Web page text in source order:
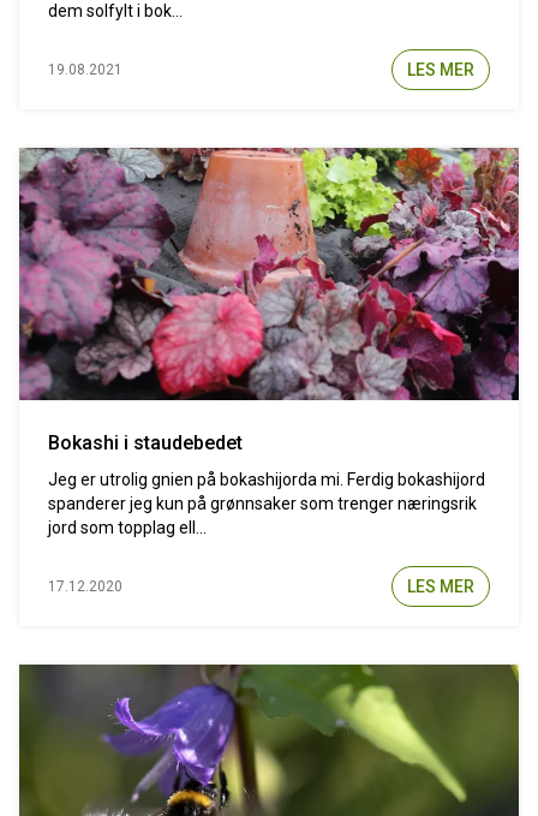
dem solfylt i bok...
19.08.2021 LES MER
Bokashi i staudebedet
Jeg er utrolig gnien på bokashijorda mi. Ferdig bokashijord
spanderer jeg kun på grønnsaker som trenger næringsrik
jord som topplag ell...
17.12.2020 LES MER